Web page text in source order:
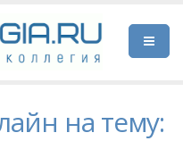
на тему: